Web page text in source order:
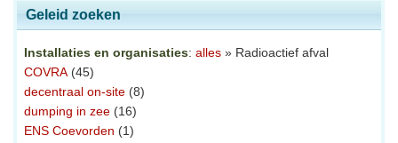
Geleid zoeken
Installaties en organisaties: alles » Radioactief afval
COVRA (45)
decentraal on-site (8)
dumping in zee (16)
ENS Coevorden (1)